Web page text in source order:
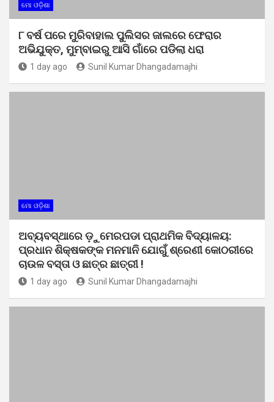
ମୋ ଓଡ଼ିଶା
୮ ବର୍ଷ ପରେ ମୁରିବାହାଲ ପୁଲିସର ଜାଲରେ ଫେରାର
ଅଭିଯୁକ୍ତ, ମୁମ୍ବାଇରୁ ଆସି ଗାଁରେ ପଡିଲା ଧରା
1 day ago Sunil Kumar Dhangadamajhi
ମୋ ଓଡ଼ିଶା
ଅବ୍ୟବସ୍ଥାରେ ଡ଼ୁମେରପଡା ପ୍ରାଥମିକ ବିଦ୍ୟାଳୟ:
ପ୍ରଧାନ ଶିକ୍ଷକଙ୍କ ମନମାନି ଯୋଗୁଁ ଶ୍ରେଣୀ କୋଠରୀରେ
ଚାଉଳ ବସ୍ତା ଓ ଛାତ୍ର ଛାତ୍ରୀ !
1 day ago Sunil Kumar Dhangadamajhi